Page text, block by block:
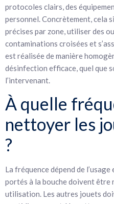
protocoles clairs, des
personnel. Concrètement, cela
précises par zone, utiliser des
contaminations croisées et
est réalisée de manière
désinfection efficace, quel que
l’intervenant.
À quelle
nettoyer les
?
La fréquence dépend de
portés à la bouche doivent être
utilisation. Les autres jouets